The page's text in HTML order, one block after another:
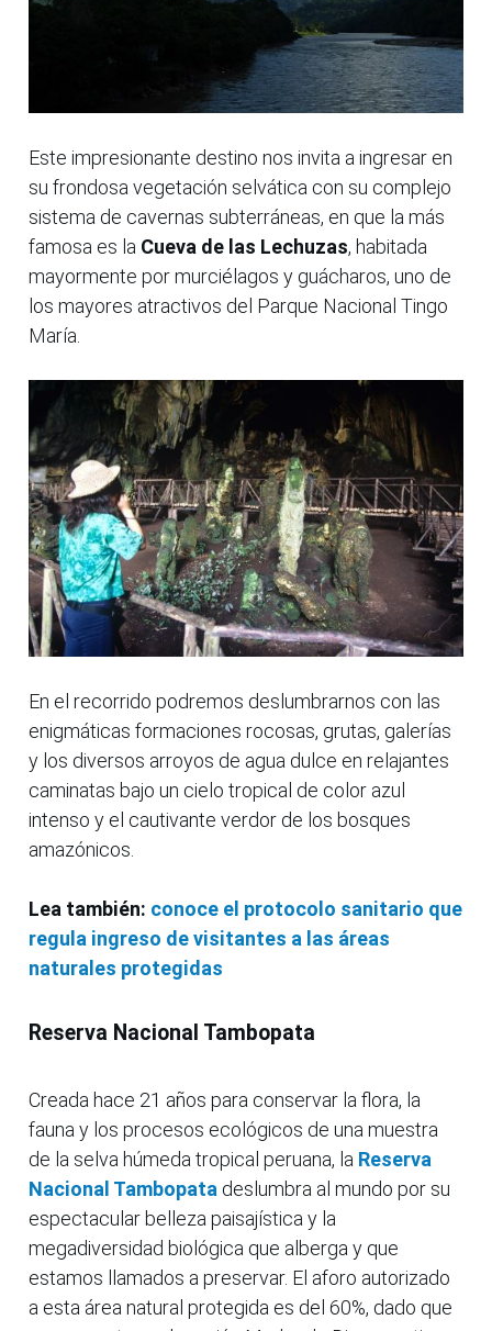
Este impresionante destino nos invita a ingresar en
su frondosa vegetación selvática con su complejo
sistema de cavernas subterráneas, en que la más
famosa es la Cueva de las Lechuzas, habitada
mayormente por murciélagos y guácharos, uno de
los mayores atractivos del Parque Nacional Tingo
María.
En el recorrido podremos deslumbrarnos con las
enigmáticas formaciones rocosas, grutas, galerías
y los diversos arroyos de agua dulce en relajantes
caminatas bajo un cielo tropical de color azul
intenso y el cautivante verdor de los bosques
amazónicos.
Lea también: conoce el protocolo sanitario que
regula ingreso de visitantes a las áreas
naturales protegidas
Reserva Nacional Tambopata
Creada hace 21 años para conservar la flora, la
fauna y los procesos ecológicos de una muestra
de la selva húmeda tropical peruana, la Reserva
Nacional Tambopata deslumbra al mundo por su
espectacular belleza paisajística y la
megadiversidad biológica que alberga y que
estamos llamados a preservar. El aforo autorizado
a esta área natural protegida es del 60%, dado que